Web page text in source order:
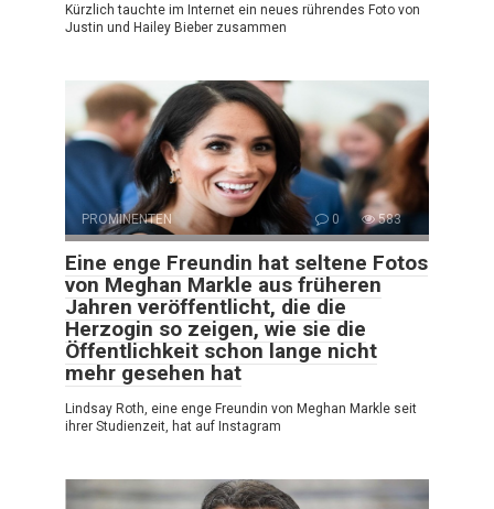
Kürzlich tauchte im Internet ein neues rührendes Foto von
Justin und Hailey Bieber zusammen
PROMINENTEN 0 583
Eine enge Freundin hat seltene Fotos
von Meghan Markle aus früheren
Jahren veröffentlicht, die die
Herzogin so zeigen, wie sie die
Öffentlichkeit schon lange nicht
mehr gesehen hat
Lindsay Roth, eine enge Freundin von Meghan Markle seit
ihrer Studienzeit, hat auf Instagram